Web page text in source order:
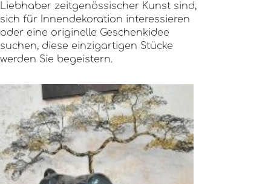
Liebhaber zeitgenössischer Kunst sind,
sich für Innendekoration interessieren
oder eine originelle Geschenkidee
suchen, diese einzigartigen Stücke
werden Sie begeistern.